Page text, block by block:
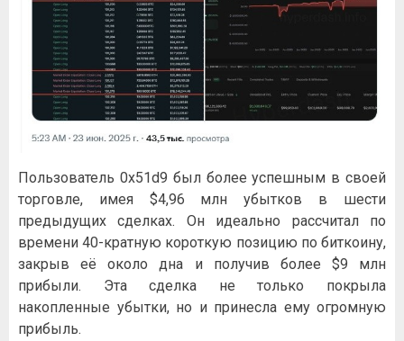
Пользователь 0x51d9 был более успешным в своей
торговле, имея $4,96 млн убытков в шести
предыдущих сделках. Он идеально рассчитал по
времени 40-кратную короткую позицию по биткоину,
закрыв её около дна и получив более $9 млн
прибыли. Эта сделка не только покрыла
накопленные убытки, но и принесла ему огромную
прибыль.